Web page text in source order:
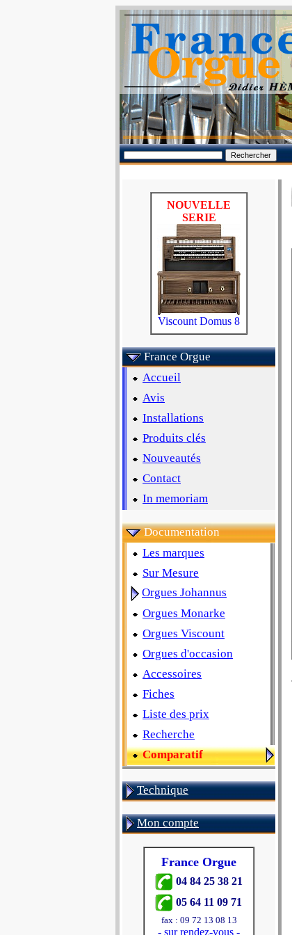
NOUVELLE
SERIE
Viscount Domus 8
France Orgue
Accueil
Avis
Installations
Produits clés
Nouveautés
Contact
In memoriam
Documentation
Les marques
Sur Mesure
Orgues Johannus
Orgues Monarke
Orgues Viscount
Orgues d'occasion
Accessoires
Fiches
Liste des prix
Recherche
Comparatif
Technique
Mon compte
France Orgue
04 84 25 38 21
05 64 11 09 71
fax : 09 72 13 08 13
- sur rendez-vous -